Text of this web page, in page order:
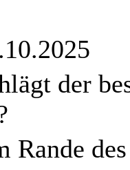
der
Rande